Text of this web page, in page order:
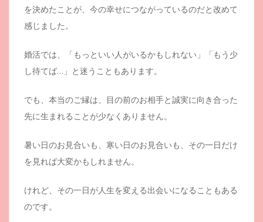
を決めたことが、今の幸せにつながっているのだと改めて
感じました。
婚活では、「もっといい人がいるかもしれない」「もう少
し待てば…」と迷うこともあります。
でも、本当のご縁は、目の前のお相手と誠実に向き合った
先に生まれることが少なくありません。
暑い日のお見合いも、寒い日のお見合いも、その一日だけ
を見れば大変かもしれません。
けれど、その一日が人生を変える出会いになることもある
のです。